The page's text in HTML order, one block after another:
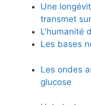
Une
transmet
L'humanité
Les bases
Les ondes
glucose